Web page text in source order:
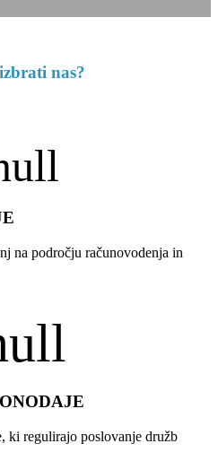
nas?
na področju računovodenja in
ki regulirajo poslovanje družb